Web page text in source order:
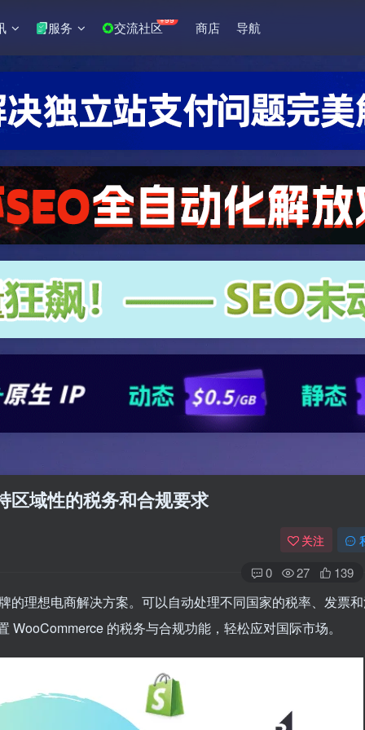
服务 交流社区+99 商店 导航
域性的税务和合规要求
关注
0 27 139
的理想电商解决方案。可以自动处理不同国家的税率、发票
的税务与合规功能，轻松应对国际市场。